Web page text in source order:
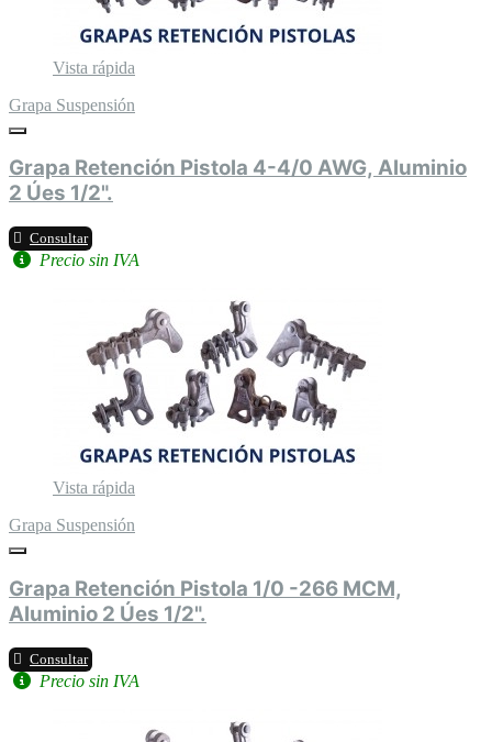
Vista rápida
Grapa Suspensión
Grapa Retención Pistola 4-4/0 AWG, Aluminio
2 Úes 1/2".
Consultar
Precio sin IVA
Vista rápida
Grapa Suspensión
Grapa Retención Pistola 1/0 -266 MCM,
Aluminio 2 Úes 1/2".
Consultar
Precio sin IVA